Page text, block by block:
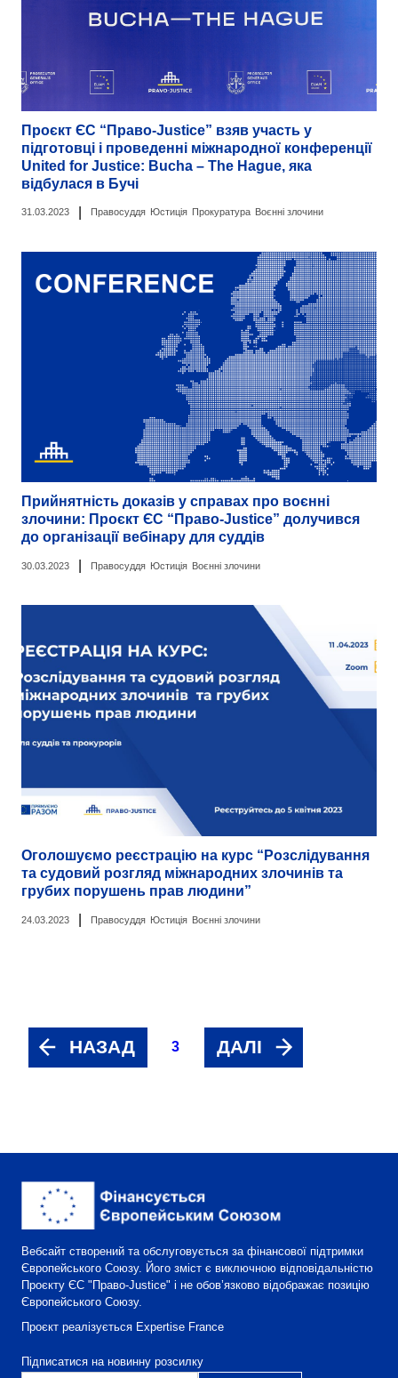
Проєкт ЄС “Право-Justice” взяв участь у
підготовці і проведенні міжнародної конференції
United for Justice: Bucha – The Hague, яка
відбулася в Бучі
31.03.2023 Правосуддя Юстиція Прокуратура Воєнні злочини
Прийнятність доказів у справах про воєнні
злочини: Проєкт ЄС “Право-Justice” долучився
до організації вебінару для суддів
30.03.2023 Правосуддя Юстиція Воєнні злочини
Оголошуємо реєстрацію на курс “Розслідування
та судовий розгляд міжнародних злочинів та
грубих порушень прав людини”
24.03.2023 Правосуддя Юстиція Воєнні злочини
НАЗАД 3 ДАЛІ
Вебсайт створений та обслуговується за фінансової підтримки
Європейського Союзу. Його зміст є виключною відповідальністю
Проєкту ЄС "Право-Justice" і не обов’язково відображає позицію
Європейського Союзу.
Проєкт реалізується Expertise France
Підписатися на новинну розсилку